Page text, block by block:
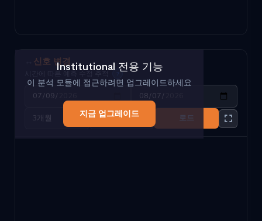
신호 변경
시간에 따른 예측 수정 추적 ?
로드
Institutional 전용 기능
이 분석 모듈에 접근하려면 업그레이드하세요
지금 업그레이드